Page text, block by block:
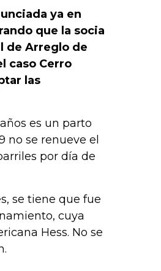
ya en
que la socia
de Arreglo de
caso Cerro
las
es un parto
no se renueve el
por día de
se tiene que fue
cuya
Hess. No se